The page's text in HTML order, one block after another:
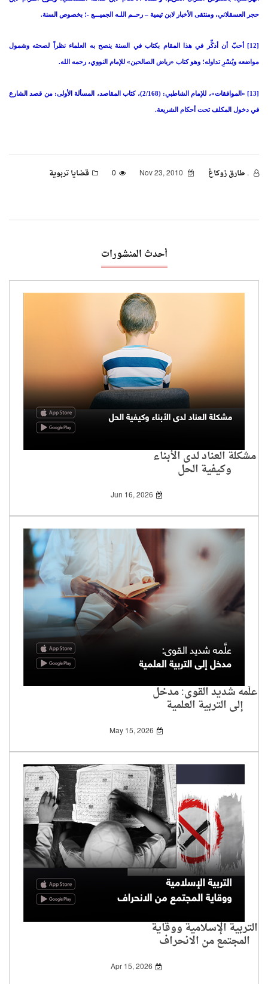
حجر العسقلاني، ومنتقى الأخبار لابن تيمية – رحــم اللـه الجميـــع -؛ بخصوص السنة.
[12] أحبّ أن أذكِّر في هذا المقام بكتاب في السنة ينصح به العلماء نظراً لصحته وشمول
مواضعه ويُسْرِ تداوله؛ وهو كتاب «رياض الصالحين» للإمام النووي، رحمه الله.
[13] «الموافقات»، للإمام الشاطبي: (2/168)، كتاب المقاصد، المسألة الأولى: من قصد الشارع
في دخول المكلف تحت أحكام الشريعة.
. طارق زوكاغ 0 قضايا تربوية
أحدث المنشورات
مشكلة العناد لدى الأبناء
وكيفية الحل
Jun 16, 2026
علَّمه شديد القوى: مدخل
إلى التربية العلمية
May 15, 2026
التربية الإسلامية ووقاية
المجتمع من الانحراف
Apr 15, 2026